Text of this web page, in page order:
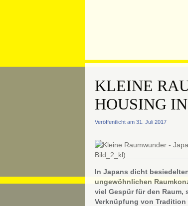
KLEINE
HOUSING
Veröffentlicht am 31. Juli 2017
In Japans dicht
ungewöhnlichen
viel Gespür für den Raum,
Verknüpfung von